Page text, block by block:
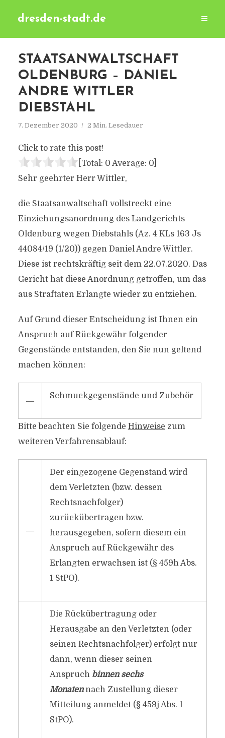
dresden-stadt.de
STAATSANWALTSCHAFT
OLDENBURG – DANIEL
ANDRE WITTLER
DIEBSTAHL
7. Dezember 2020 2 Min. Lesedauer
Click to rate this post!
[Total: 0 Average: 0]
Sehr geehrter Herr Wittler,
die Staatsanwaltschaft vollstreckt eine
Einziehungsanordnung des Landgerichts
Oldenburg wegen Diebstahls (Az. 4 KLs 163 Js
44084/19 (1/20)) gegen Daniel Andre Wittler.
Diese ist rechtskräftig seit dem 22.07.2020. Das
Gericht hat diese Anordnung getroffen, um das
aus Straftaten Erlangte wieder zu entziehen.
Auf Grund dieser Entscheidung ist Ihnen ein
Anspruch auf Rückgewähr folgender
Gegenstände entstanden, den Sie nun geltend
machen können:
―
Schmuckgegenstände und Zubehör
Bitte beachten Sie folgende Hinweise zum
weiteren Verfahrensablauf:
―
Der eingezogene Gegenstand wird
dem Verletzten (bzw. dessen
Rechtsnachfolger)
zurückübertragen bzw.
herausgegeben, sofern diesem ein
Anspruch auf Rückgewähr des
Erlangten erwachsen ist (§ 459h Abs.
1 StPO).
Die Rückübertragung oder
Herausgabe an den Verletzten (oder
seinen Rechtsnachfolger) erfolgt nur
dann, wenn dieser seinen
Anspruch binnen sechs
Monatennach Zustellung dieser
Mitteilung anmeldet (§ 459j Abs. 1
StPO).